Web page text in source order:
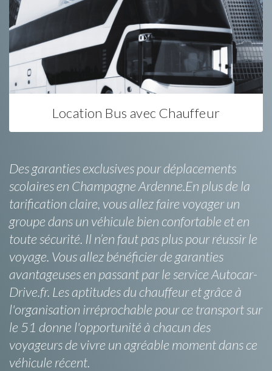
Location Bus avec Chauffeur
Des garanties exclusives pour déplacements
scolaires en Champagne Ardenne.En plus de la
tarification claire, vous allez faire voyager un
groupe dans un véhicule bien confortable et en
toute sécurité. Il n’en faut pas plus pour réussir le
voyage. Vous allez bénéficier de garanties
avantageuses en passant par le service Autocar-
Drive.fr. Les aptitudes du chauffeur et grâce à
l'organisation irréprochable pour ce transport sur
le 51 donne l'opportunité à chacun des
voyageurs de vivre un agréable moment dans ce
véhicule récent.